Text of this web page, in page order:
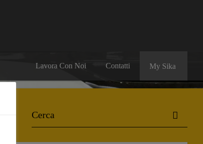
Lavora Con Noi Contatti My Sika